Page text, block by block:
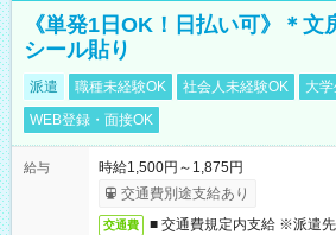
《単発1日OK！日払い可》＊文
シール貼り
派遣 職種未経験OK 社会人未経験OK 大
WEB登録・面接OK
給与
時給1,500円～1,875円
交通費別途支給あり
交通費 ■ 交通費規定内支給 ※派遣